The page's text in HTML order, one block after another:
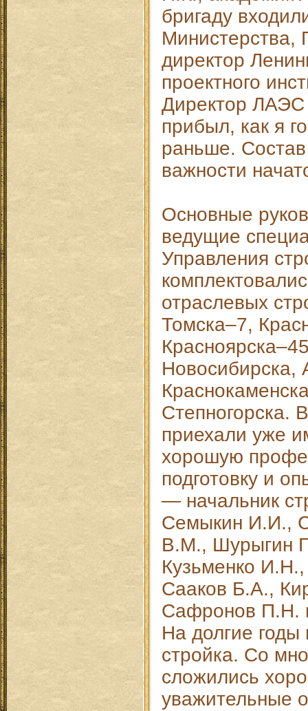
бригаду
директор
проектного
Директор
прибыл, как я
раньше.
важности
Основные
ведущие
Управления
отраслевых
Томска–7,
Новосибирска,
Степногорска.
приехали уже
хорошую
подготовку и
— начальник
Семыкин И.И.,
В.М., Шурыгин
Кузьменко
Сааков Б.А.,
Сафронов П.Н.
На долгие годы
стройка. Со
сложились
уважительные